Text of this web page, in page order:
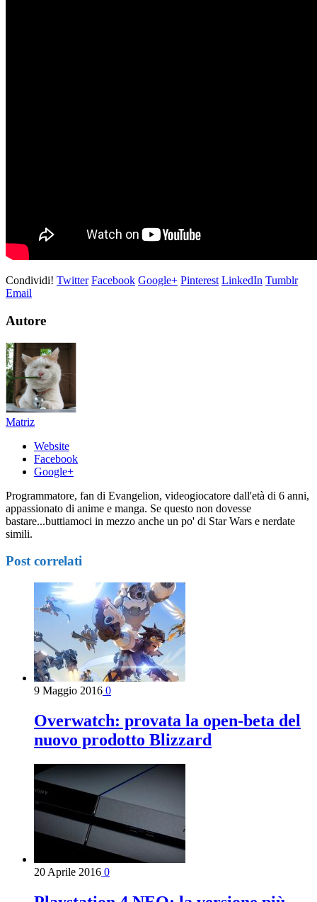
Condividi! Twitter Facebook Google+ Pinterest LinkedIn Tumblr
Email
Autore
Matriz
Website
Facebook
Google+
Programmatore, fan di Evangelion, videogiocatore dall'età di 6 anni,
appassionato di anime e manga. Se questo non dovesse
bastare...buttiamoci in mezzo anche un po' di Star Wars e nerdate
simili.
Post correlati
9 Maggio 2016 0
Overwatch: provata la open-beta del
nuovo prodotto Blizzard
20 Aprile 2016 0